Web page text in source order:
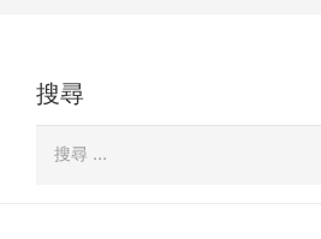
搜尋